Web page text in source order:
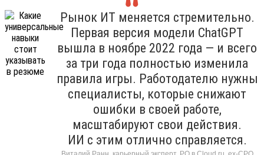
Рынок ИТ меняется стремительно.
Первая версия модели ChatGPT
вышла в ноябре 2022 года — и всего
за три года полностью изменила
правила игры. Работодателю нужны
специалисты, которые снижают
ошибки в своей работе,
масштабируют свои действия.
ИИ с этим отлично справляется.